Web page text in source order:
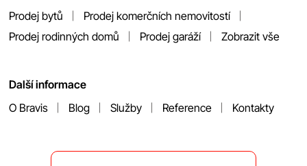
Prodej bytů
Prodej komerčních nemovitostí
Prodej rodinných domů
Prodej garáží Zobrazit vše
Další informace
O Bravis
Blog Služby Reference Kontakty